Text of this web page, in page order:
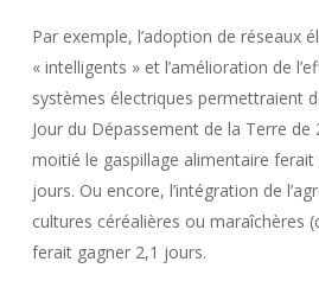
Par exemple, l’adoption de réseaux
« intelligents » et l’amélioration de
systèmes électriques permettraient
Jour du Dépassement de la Terre de
moitié le gaspillage alimentaire
jours. Ou encore, l’intégration de
cultures céréalières ou maraîchères
ferait gagner 2,1 jours.